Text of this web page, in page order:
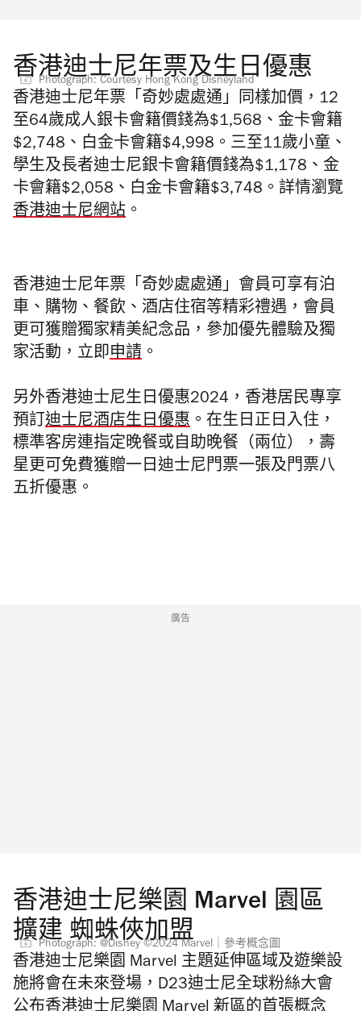
香港迪士尼年票及生日優惠
Photograph: Courtesy Hong Kong Disneyland
香港迪士尼年票「奇妙處處通」同樣加價，12
至64歲成人銀卡會籍價錢為$1,568、金卡會籍
$2,748、白金卡會籍$4,998。三至11歲小童、
學生及長者迪士尼銀卡會籍價錢為$1,178、金
卡會籍$2,058 、白金卡會籍$3,748。詳情瀏覽
香港迪士尼網站 。
香港迪士尼年票「奇妙處處通」會員可享有泊
車、購物、餐飲、酒店住宿等精彩禮遇，會員
更可獲贈獨家精美紀念品，參加優先體驗及獨
家活動，立即申請 。
另外香港迪士尼生日優惠2024，香港居民專享
預訂迪士尼酒店生日優惠 。在生日正日入住，
標準客房連指定晚餐或自助晚餐（兩位），壽
星更可免費獲贈一日迪士尼門票一張及門票八
五折優惠。
廣告
香港迪士尼樂園 Marvel 園區
擴建 蜘蛛俠加盟
Photograph: @Disney ©2024 Marvel｜參考概念圖
香港迪士尼樂園 Marvel 主題延伸區域及遊樂設
施將會在未來登場，D23迪士尼全球粉絲大會